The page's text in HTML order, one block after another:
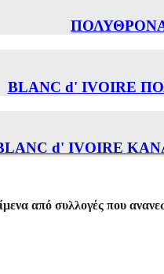
ΠΟΛΥΘΡΟΝΑ
BLANC d' IVOIRE
d' IVOIRE
από συλλογές που